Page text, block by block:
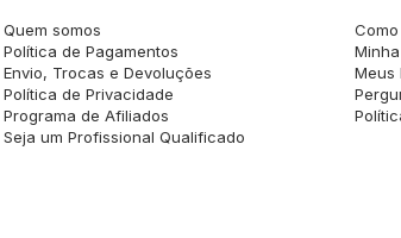
Quem somos
Política de Pagamentos
Envio, Trocas e Devoluções
Política de Privacidade
Programa de Afiliados
Seja um Profissional Qualificado
Meus